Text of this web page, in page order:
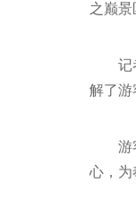
之巅
记
解了游
游
心，为